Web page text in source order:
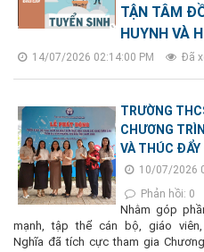
TẬN TÂM
HUYNH VÀ
14/07/2026 02:14:00 PM Đã
TRƯỜNG
CHƯƠNG
VÀ THÚC ĐẨY
10/07/2026
Phản hồi: 0
Nhằm góp
mạnh, tập thể cán bộ, giáo
Nghĩa đã tích cực tham gia